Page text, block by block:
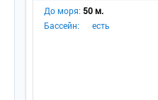
До моря: 50 м.
Бассейн:
есть